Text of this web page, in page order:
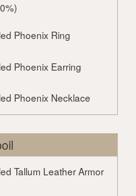
Phoenix Ring
Phoenix Earring
Phoenix Necklace
Tallum Leather Armor